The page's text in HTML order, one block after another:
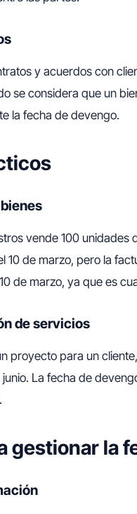
y acuerdos con
se considera que un
la fecha de devengo.
vende 100
10 de marzo, pero la
de marzo, ya que es
de servicios
proyecto para un
La fecha de
gestionar la